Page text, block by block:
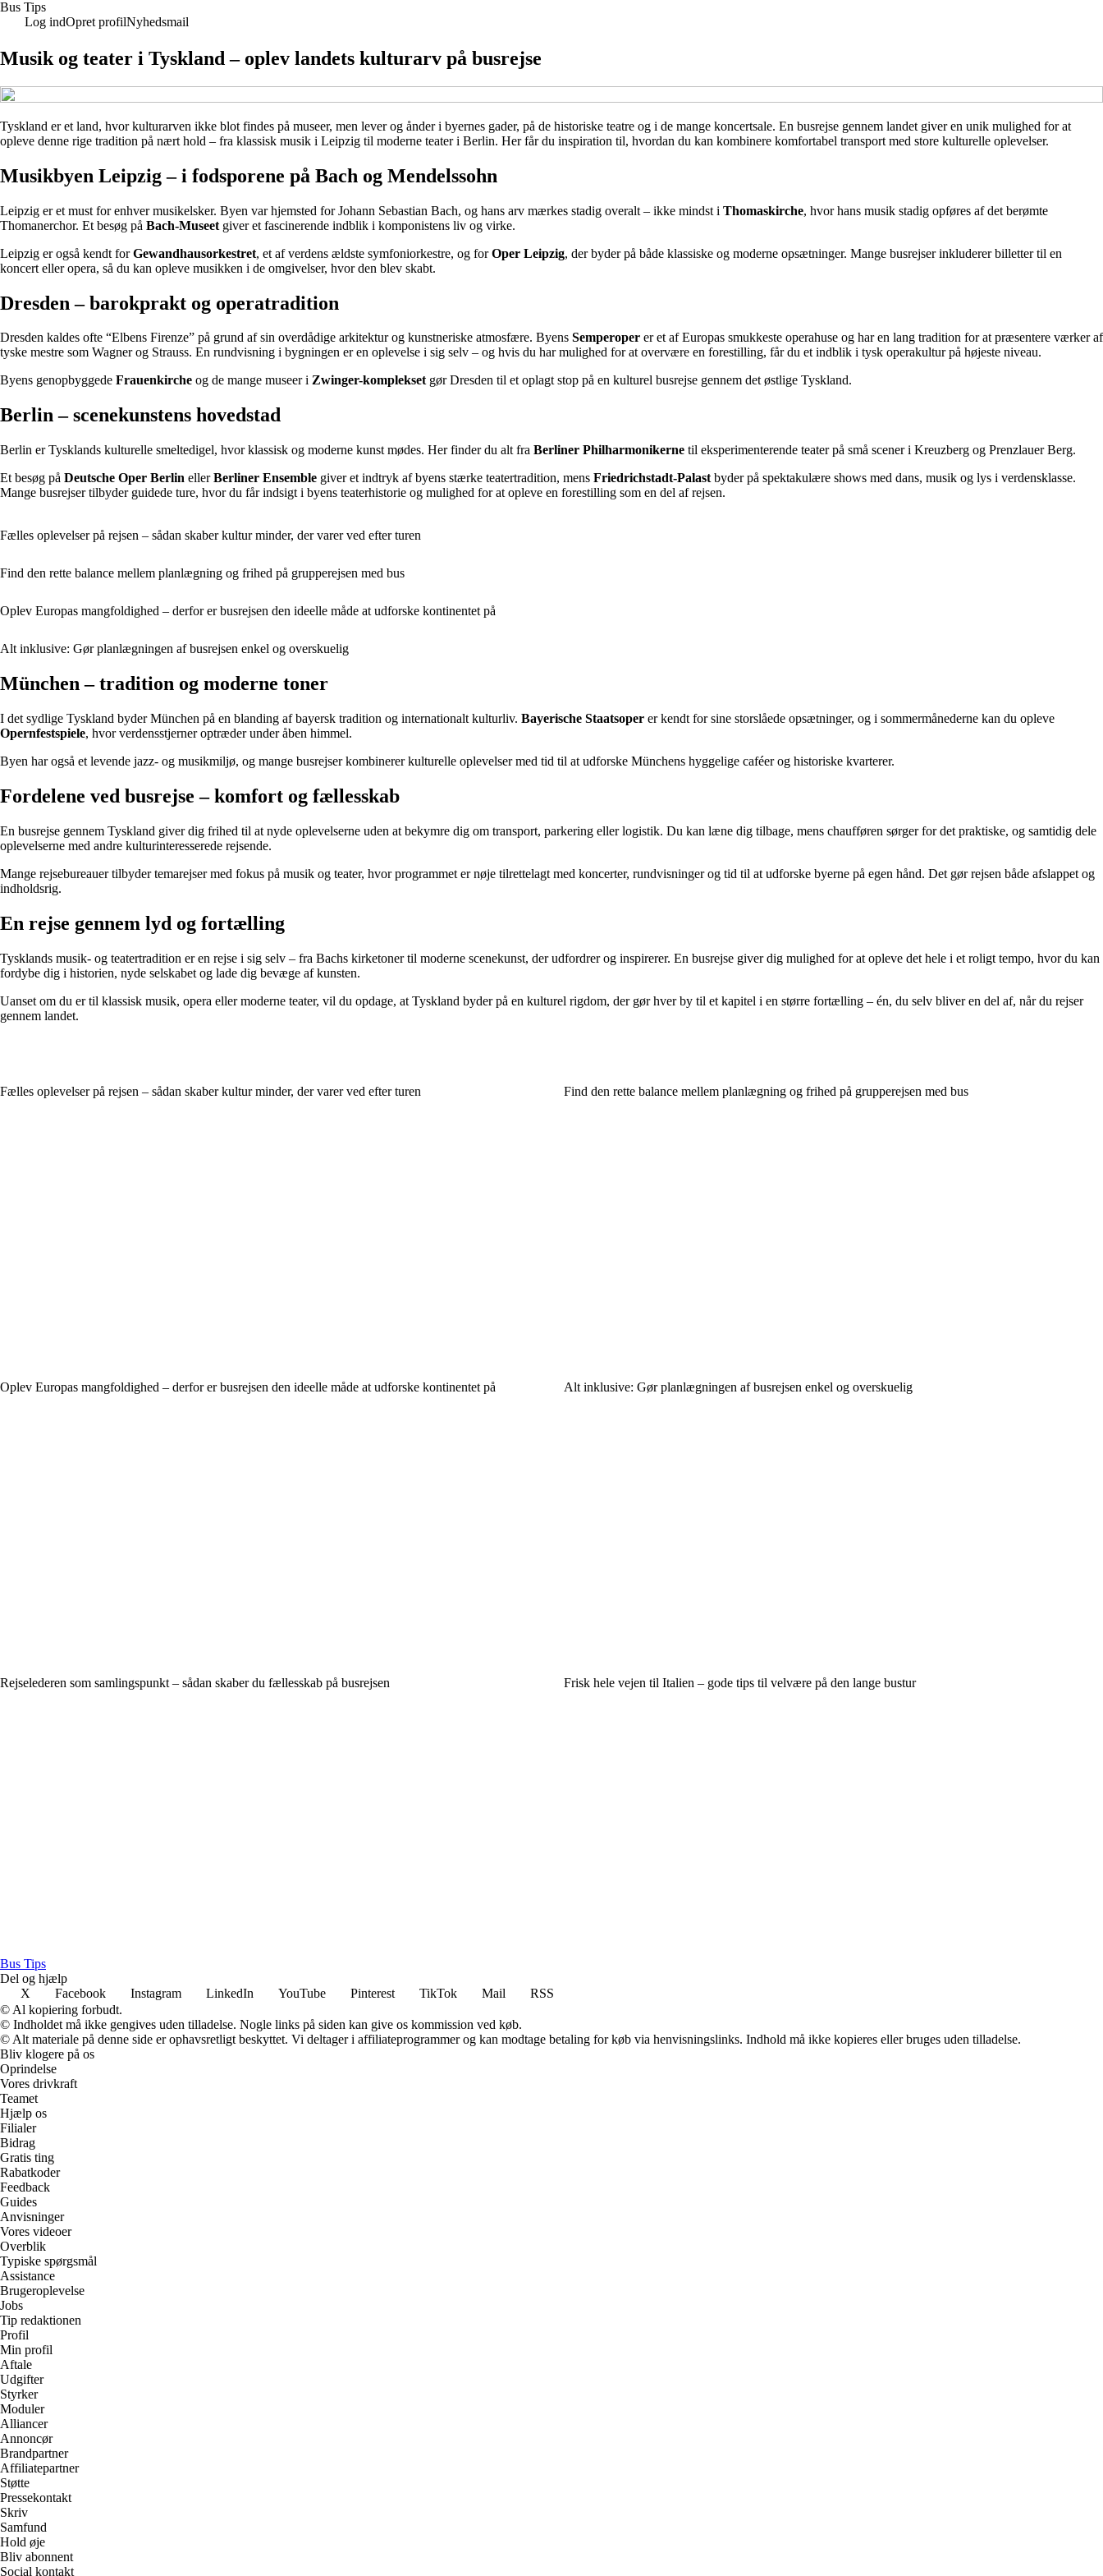
Bus Tips
Log indOpret profilNyhedsmail
Musik og teater i Tyskland – oplev landets kulturarv på busrejse
Tyskland er et land, hvor kulturarven ikke blot findes på museer, men lever og ånder i byernes gader, på de historiske teatre og i de mange koncertsale. En busrejse gennem landet giver en unik mulighed for at
opleve denne rige tradition på nært hold – fra klassisk musik i Leipzig til moderne teater i Berlin. Her får du inspiration til, hvordan du kan kombinere komfortabel transport med store kulturelle oplevelser.
Musikbyen Leipzig – i fodsporene på Bach og Mendelssohn
Leipzig er et must for enhver musikelsker. Byen var hjemsted for Johann Sebastian Bach, og hans arv mærkes stadig overalt – ikke mindst i Thomaskirche, hvor hans musik stadig opføres af det berømte
Thomanerchor. Et besøg på Bach-Museet giver et fascinerende indblik i komponistens liv og virke.
Leipzig er også kendt forGewandhausorkestret, et af verdens ældste symfoniorkestre, og forOper Leipzig, der byder på både klassiske og moderne opsætninger. Mange busrejser inkluderer billetter til en
koncert eller opera, så du kan opleve musikken i de omgivelser, hvor den blev skabt.
Dresden – barokprakt og operatradition
Dresden kaldes ofte “Elbens Firenze” på grund af sin overdådige arkitektur og kunstneriske atmosfære. Byens Semperoper er et af Europas smukkeste operahuse og har en lang tradition for at præsentere værker af
tyske mestre som Wagner og Strauss. En rundvisning i bygningen er en oplevelse i sig selv – og hvis du har mulighed for at overvære en forestilling, får du et indblik i tysk operakultur på højeste niveau.
Byens genopbyggede Frauenkirche og de mange museer i Zwinger-kompleksetgør Dresden til et oplagt stop på en kulturel busrejse gennem det østlige Tyskland.
Berlin – scenekunstens hovedstad
Berlin er Tysklands kulturelle smeltedigel, hvor klassisk og moderne kunst mødes. Her finder du alt fra Berliner Philharmonikerne til eksperimenterende teater på små scener i Kreuzberg og Prenzlauer Berg.
Et besøg på Deutsche Oper Berlin ellerBerliner Ensemble giver et indtryk af byens stærke teatertradition, mens Friedrichstadt-Palast byder på spektakulære shows med dans, musik og lys i verdensklasse.
Mange busrejser tilbyder guidede ture, hvor du får indsigt i byens teaterhistorie og mulighed for at opleve en forestilling som en del af rejsen.
Fælles oplevelser på rejsen – sådan skaber kultur minder, der varer ved efter turen
Find den rette balance mellem planlægning og frihed på grupperejsen med bus
Oplev Europas mangfoldighed – derfor er busrejsen den ideelle måde at udforske kontinentet på
Alt inklusive: Gør planlægningen af busrejsen enkel og overskuelig
München – tradition og moderne toner
I det sydlige Tyskland byder München på en blanding af bayersk tradition og internationalt kulturliv. Bayerische Staatsoper er kendt for sine storslåede opsætninger, og i sommermånederne kan du opleve
Opernfestspiele, hvor verdensstjerner optræder under åben himmel.
Byen har også et levende jazz- og musikmiljø, og mange busrejser kombinerer kulturelle oplevelser med tid til at udforske Münchens hyggelige caféer og historiske kvarterer.
Fordelene ved busrejse – komfort og fællesskab
En busrejse gennem Tyskland giver dig frihed til at nyde oplevelserne uden at bekymre dig om transport, parkering eller logistik. Du kan læne dig tilbage, mens chaufføren sørger for det praktiske, og samtidig dele
oplevelserne med andre kulturinteresserede rejsende.
Mange rejsebureauer tilbyder temarejser med fokus på musik og teater, hvor programmet er nøje tilrettelagt med koncerter, rundvisninger og tid til at udforske byerne på egen hånd. Det gør rejsen både afslappet og
indholdsrig.
En rejse gennem lyd og fortælling
Tysklands musik- og teatertradition er en rejse i sig selv – fra Bachs kirketoner til moderne scenekunst, der udfordrer og inspirerer. En busrejse giver dig mulighed for at opleve det hele i et roligt tempo, hvor du kan
fordybe dig i historien, nyde selskabet og lade dig bevæge af kunsten.
Uanset om du er til klassisk musik, opera eller moderne teater, vil du opdage, at Tyskland byder på en kulturel rigdom, der gør hver by til et kapitel i en større fortælling – én, du selv bliver en del af, når du rejser
gennem landet.
Fælles oplevelser på rejsen – sådan skaber kultur minder, der varer ved efter turen Find den rette balance mellem planlægning og frihed på grupperejsen med bus
Oplev Europas mangfoldighed – derfor er busrejsen den ideelle måde at udforske kontinentet på Alt inklusive: Gør planlægningen af busrejsen enkel og overskuelig
Rejselederen som samlingspunkt – sådan skaber du fællesskab på busrejsen Frisk hele vejen til Italien – gode tips til velvære på den lange bustur
Bus Tips
Del og hjælp
X
Facebook Instagram LinkedIn YouTube Pinterest TikTok Mail
RSS
© Al kopiering forbudt.
© Indholdet må ikke gengives uden tilladelse. Nogle links på siden kan give os kommission ved køb.
© Alt materiale på denne side er ophavsretligt beskyttet. Vi deltager i affiliateprogrammer og kan modtage betaling for køb via henvisningslinks. Indhold må ikke kopieres eller bruges uden tilladelse.
Bliv klogere på os
Oprindelse
Vores drivkraft
Teamet
Hjælp os
Filialer
Bidrag
Gratis ting
Rabatkoder
Feedback
Guides
Anvisninger
Vores videoer
Overblik
Typiske spørgsmål
Assistance
Brugeroplevelse
Jobs
Tip redaktionen
Profil
Min profil
Aftale
Udgifter
Styrker
Moduler
Alliancer
Annoncør
Brandpartner
Affiliatepartner
Støtte
Pressekontakt
Skriv
Samfund
Hold øje
Bliv abonnent
Social kontakt